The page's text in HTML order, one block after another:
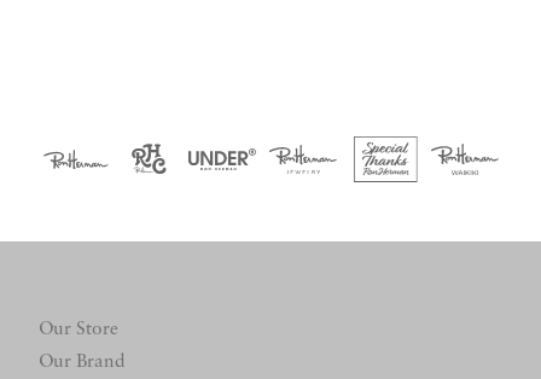
Our Store
Our Brand